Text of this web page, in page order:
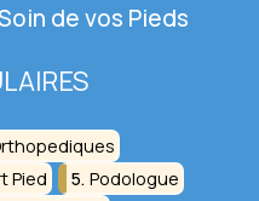
Pied
Podologue
de vos Pieds